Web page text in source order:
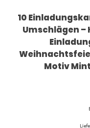
10
Umschlägen
Motiv